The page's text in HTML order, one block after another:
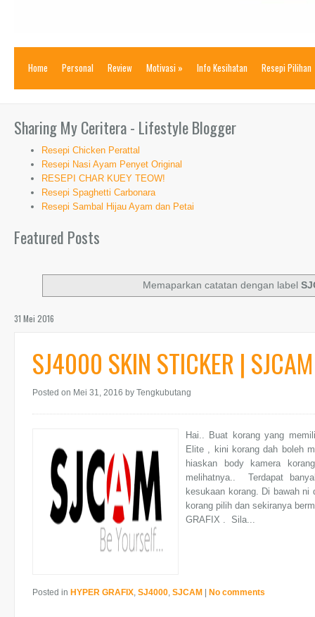
Home Personal Review Motivasi » Info Kesihatan Resepi Pilihan
Sharing My Ceritera - Lifestyle Blogger
Resepi Chicken Perattal
Resepi Nasi Ayam Penyet Original
RESEPI CHAR KUEY TEOW!
Resepi Spaghetti Carbonara
Resepi Sambal Hijau Ayam dan Petai
Featured Posts
Memaparkan catatan dengan label
31 Mei 2016
SJ4000 SKIN STICKER | SJCAM
Posted on Mei 31, 2016 by Tengkubutang
Hai.. Buat korang yang
Elite , kini korang dah boleh
hiaskan body kamera
melihatnya.. Terdapat
kesukaan korang. Di bawah ni
korang pilih dan sekiranya
GRAFIX . Sila...
Posted in HYPER GRAFIX SJ4000 SJCAM | No comments